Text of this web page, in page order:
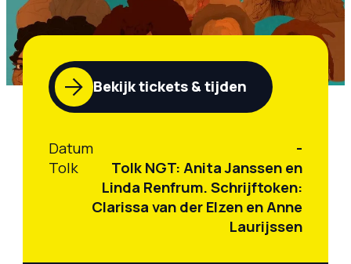
Bekijk tickets & tijden
Datum
-
Tolk
Tolk NGT: Anita Janssen en
Linda Renfrum. Schrijftoken:
Clarissa van der Elzen en Anne
Laurijssen